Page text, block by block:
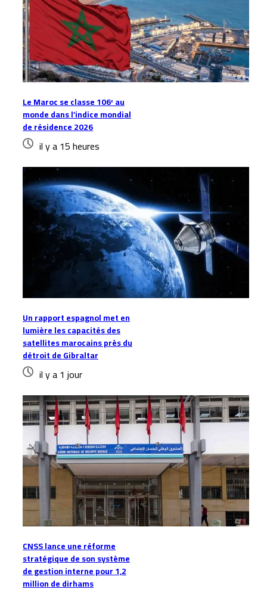
Le Maroc se classe 106ᵉ au
monde dans l’indice mondial
de résidence 2026
il y a 15 heures
Un rapport espagnol met en
lumière les capacités des
satellites marocains près du
détroit de Gibraltar
il y a 1 jour
CNSS lance une réforme
stratégique de son système
de gestion interne pour 1,2
million de dirhams